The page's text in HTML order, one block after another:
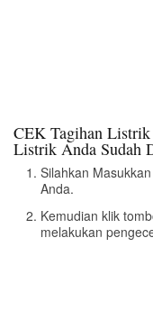
CEK Tagihan
Listrik Anda Sudah
Silahkan
Anda.
Kemudian klik
melakukan